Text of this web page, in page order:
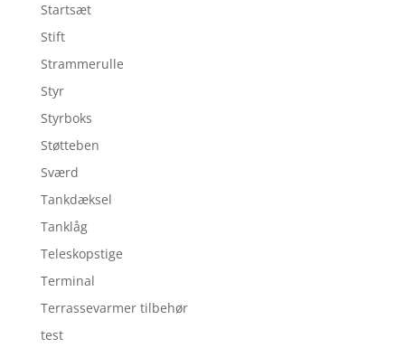
Startsæt
Stift
Strammerulle
Styr
Styrboks
Støtteben
Sværd
Tankdæksel
Tanklåg
Teleskopstige
Terminal
Terrassevarmer tilbehør
test